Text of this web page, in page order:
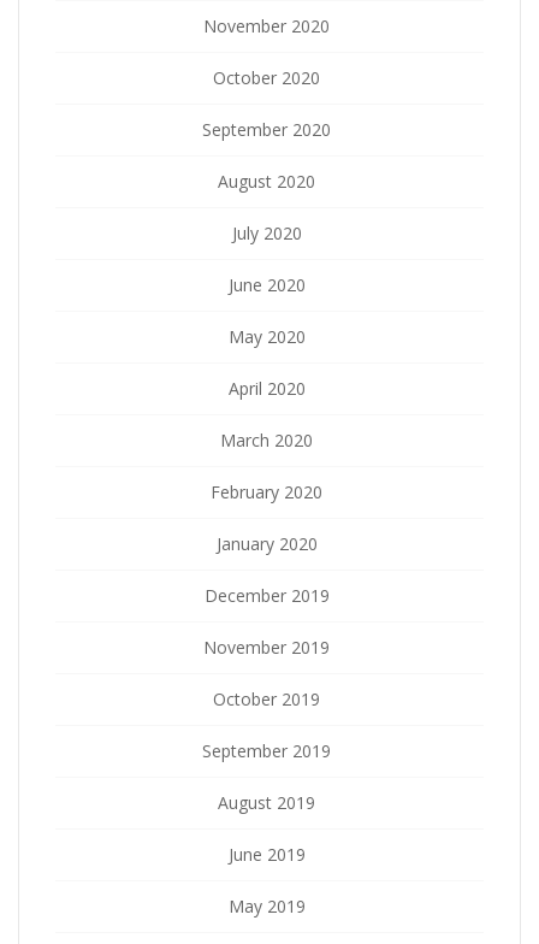
November 2020
October 2020
September 2020
August 2020
July 2020
June 2020
May 2020
April 2020
March 2020
February 2020
January 2020
December 2019
November 2019
October 2019
September 2019
August 2019
June 2019
May 2019